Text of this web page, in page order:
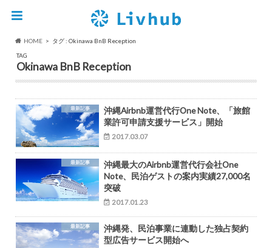
HOME
タグ : Okinawa BnB Reception
TAG
Okinawa BnB Reception
最新記事
沖縄Airbnb運営代行One Note、「旅館
業許可申請支援サービス」開始
2017.03.07
最新記事
沖縄最大のAirbnb運営代行会社One
Note、民泊ゲストの案内実績27,000名
突破
2017.01.23
最新記事
沖縄発、民泊事業に連動した独占契約
型広告サービス開始へ